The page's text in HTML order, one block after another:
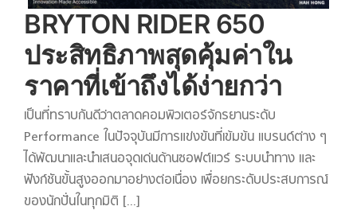
BRYTON RIDER 650
ประสิทธิภาพสุดคุ้มค่าใน
ราคาที่เข้าถึงได้ง่ายกว่า
เป็นที่ทราบกันดีว่าตลาดคอมพิวเตอร์จักรยานระดับ
Performance ในปัจจุบันมีการแข่งขันที่เข้มข้น แบรนด์ต่าง ๆ
ได้พัฒนาและนำเสนอจุดเด่นด้านซอฟต์แวร์ ระบบนำทาง และ
ฟังก์ชันขั้นสูงออกมาอย่างต่อเนื่อง เพื่อยกระดับประสบการณ์
ของนักปั่นในทุกมิติ [...]